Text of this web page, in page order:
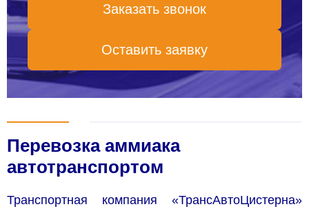
Заказать звонок
Оставить заявку
Перевозка аммиака
автотранспортом
Транспортная компания «ТрансАвтоЦистерна»